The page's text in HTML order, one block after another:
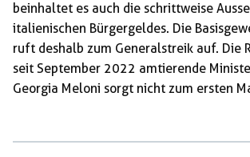
beinhaltet es auch die schrittweise
italienischen Bürgergeldes. Die
ruft deshalb zum Generalstreik auf. Die
seit September 2022 amtierende
Georgia Meloni sorgt nicht zum ersten